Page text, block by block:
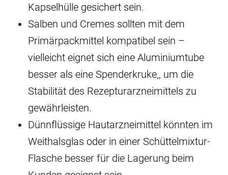
Kapselhülle gesichert sein.
Salben und Cremes sollten mit dem
Primärpackmittel kompatibel sein –
vielleicht eignet sich eine Aluminiumtube
besser als eine Spenderkruke,, um die
Stabilität des Rezepturarzneimittels zu
gewährleisten.
Dünnflüssige Hautarzneimittel könnten im
Weithalsglas oder in einer Schüttelmixtur-
Flasche besser für die Lagerung beim